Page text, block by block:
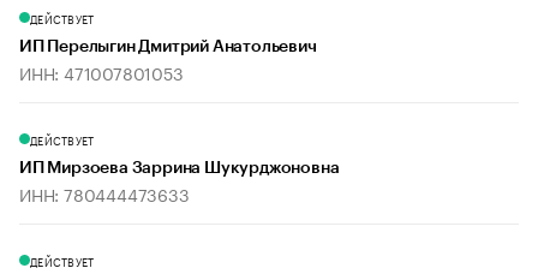
ДЕЙСТВУЕТ
ИП Перелыгин Дмитрий Анатольевич
ИНН: 471007801053
ДЕЙСТВУЕТ
ИП Мирзоева Заррина Шукурджоновна
ИНН: 780444473633
ДЕЙСТВУЕТ